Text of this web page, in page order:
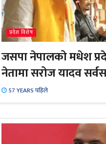
प्रदेश विशेष
जसपा नेपालको मधेश
नेतामा सरोज यादव
57 YEARS पहिले